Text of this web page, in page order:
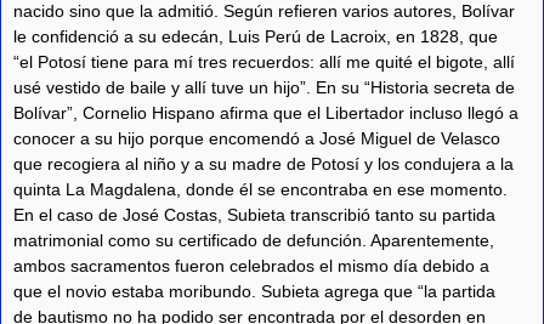
nacido sino que la admitió. Según refieren varios autores, Bolívar
le confidenció a su edecán, Luis Perú de Lacroix, en 1828, que
“el Potosí tiene para mí tres recuerdos: allí me quité el bigote, allí
usé vestido de baile y allí tuve un hijo”. En su “Historia secreta de
Bolívar”, Cornelio Hispano afirma que el Libertador incluso llegó a
conocer a su hijo porque encomendó a José Miguel de Velasco
que recogiera al niño y a su madre de Potosí y los condujera a la
quinta La Magdalena, donde él se encontraba en ese momento.
En el caso de José Costas, Subieta transcribió tanto su partida
matrimonial como su certificado de defunción. Aparentemente,
ambos sacramentos fueron celebrados el mismo día debido a
que el novio estaba moribundo. Subieta agrega que “la partida
de bautismo no ha podido ser encontrada por el desorden en